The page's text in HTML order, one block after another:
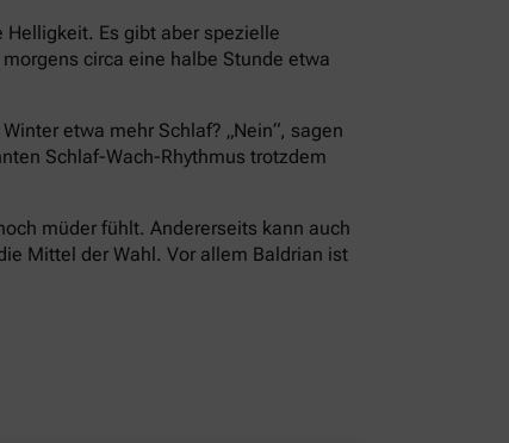
Es gibt aber spezielle
circa eine halbe Stunde etwa
etwa mehr Schlaf? „Nein“, sagen
Schlaf-Wach-Rhythmus trotzdem
müder fühlt. Andererseits kann auch
Mittel der Wahl. Vor allem Baldrian ist